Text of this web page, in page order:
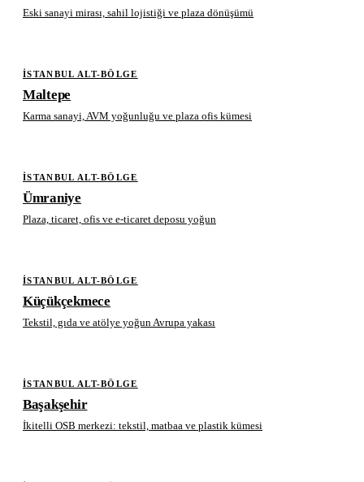
Eski sanayi mirası, sahil lojistiği ve plaza dönüşümü
İSTANBUL ALT-BÖLGE
Maltepe
Karma sanayi, AVM yoğunluğu ve plaza ofis kümesi
İSTANBUL ALT-BÖLGE
Ümraniye
Plaza, ticaret, ofis ve e-ticaret deposu yoğun
İSTANBUL ALT-BÖLGE
Küçükçekmece
Tekstil, gıda ve atölye yoğun Avrupa yakası
İSTANBUL ALT-BÖLGE
Başakşehir
İkitelli OSB merkezi: tekstil, matbaa ve plastik kümesi